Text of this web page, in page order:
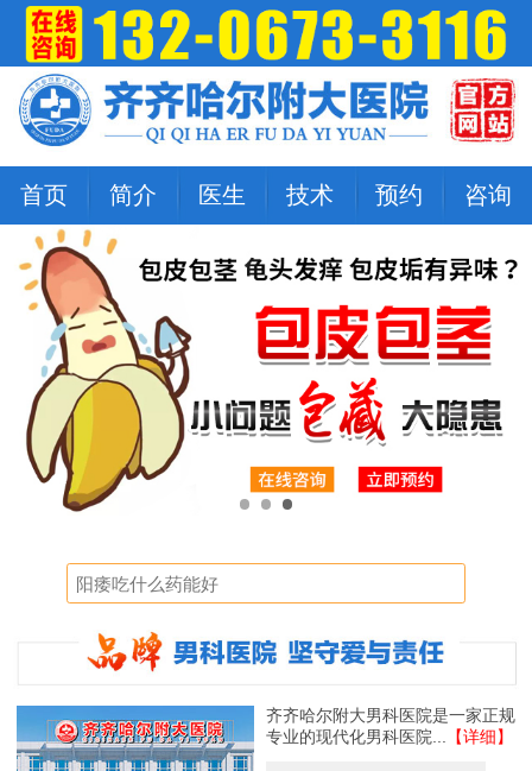
首页 简介 医生 技术 预约 咨询
齐齐哈尔附大男科医院是一家正规
专业的现代化男科医院...
【详细】